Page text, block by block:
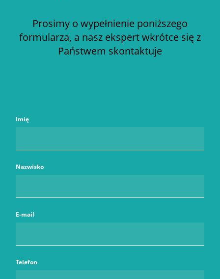
Prosimy o wypełnienie poniższego
formularza, a nasz ekspert wkrótce się z
Państwem skontaktuje
Imię
Nazwisko
E-mail
Telefon